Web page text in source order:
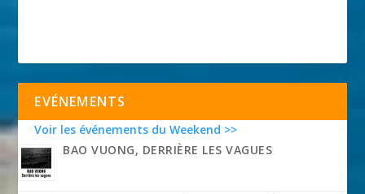
EVÉNEMENTS
Voir les événements du Weekend >>
BAO VUONG, DERRIÈRE LES VAGUES